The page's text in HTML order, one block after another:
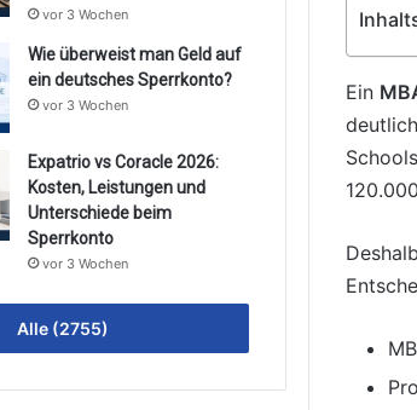
Ein
vor 3 Wochen
Wie überweist man Geld auf
ein deutsches Sperrkonto?
vor 3 Wochen
Expatrio vs Coracle 2026:
Kosten, Leistungen und
Unterschiede beim
Sperrkonto
vor 3 Wochen
Alle (2755)